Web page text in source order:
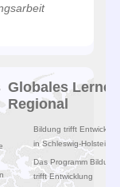
Globales Lernen
Regional
Bildung trifft
in Schleswig-Holstein
Das Programm Bildung
trifft Entwicklung